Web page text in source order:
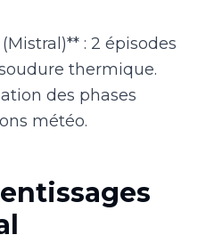
: 2 épisodes
thermique.
des phases
météo.